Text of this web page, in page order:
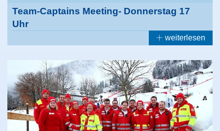
Team-Captains Meeting- Donnerstag 17
Uhr
weiterlesen